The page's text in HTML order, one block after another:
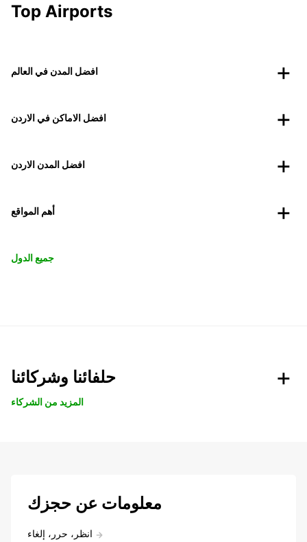
Top Airports
افضل المدن في العالم
افضل الاماكن في الاردن
افضل المدن الاردن
أهم المواقع
جميع الدول
حلفائنا وشركائنا
المزيد من الشركاء
معلومات عن حجزك
انظر، حرر، إلغاء